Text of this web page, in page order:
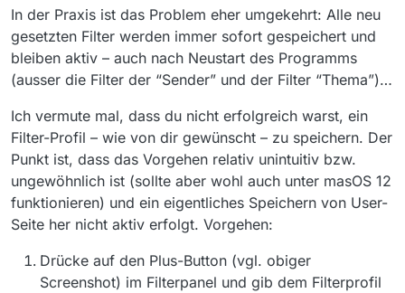
In der Praxis ist das Problem eher umgekehrt: Alle neu
gesetzten Filter werden immer sofort gespeichert und
bleiben aktiv – auch nach Neustart des Programms
(ausser die Filter der “Sender” und der Filter “Thema”)…
Ich vermute mal, dass du nicht erfolgreich warst, ein
Filter-Profil – wie von dir gewünscht – zu speichern. Der
Punkt ist, dass das Vorgehen relativ unintuitiv bzw.
ungewöhnlich ist (sollte aber wohl auch unter masOS 12
funktionieren) und ein eigentliches Speichern von User-
Seite her nicht aktiv erfolgt. Vorgehen:
Drücke auf den Plus-Button (vgl. obiger
Screenshot) im Filterpanel und gib dem Filterprofil